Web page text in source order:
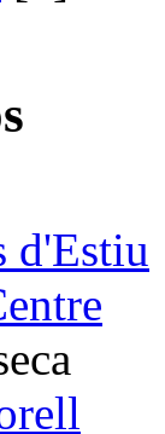
d'Estiu